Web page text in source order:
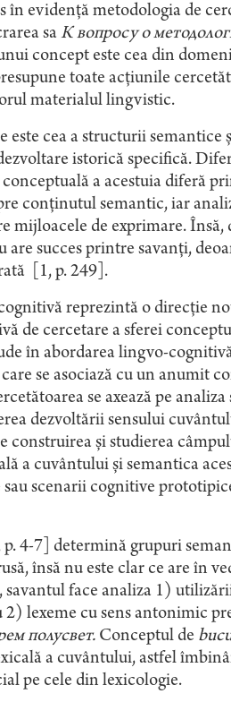
în evidenţă metodologia de
sa К вопросу о
concept este cea din
toate acţiunile
materialul lingvistic.
este cea a structurii
istorică specifică.
a acestuia diferă
conţinutul semantic, iar
mijloacele de exprimare.
succes printre savanţi,
[1, p. 249].
reprezintă o direcție
de cercetare a sferei
în abordarea lingvo-
se asociază cu un anumit
se axează pe
dezvoltării sensului
construirea şi studierea
a cuvântului şi semantica
scenarii cognitive
4-7] determină grupuri
însă nu este clar ce are în
face analiza 1)
lexeme cu sens antonimic
полусвет. Conceptul de
a cuvântului, astfel
pe cele din lexicologie.